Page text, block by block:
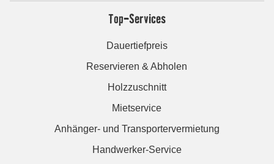
Top-Services
Dauertiefpreis
Reservieren & Abholen
Holzzuschnitt
Mietservice
Anhänger- und Transportervermietung
Handwerker-Service